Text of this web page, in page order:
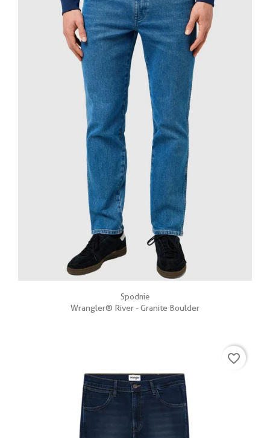
Spodnie
Wrangler® River - Granite Boulder
favorite_border